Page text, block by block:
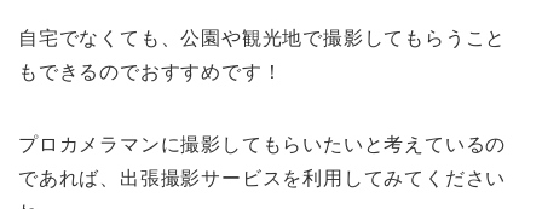
自宅でなくても、公園や観光地で撮影してもらうこと
もできるのでおすすめです！
プロカメラマンに撮影してもらいたいと考えているの
であれば、出張撮影サービスを利用してみてください